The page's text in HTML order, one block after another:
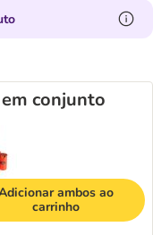
conjunto
ambos ao
carrinho